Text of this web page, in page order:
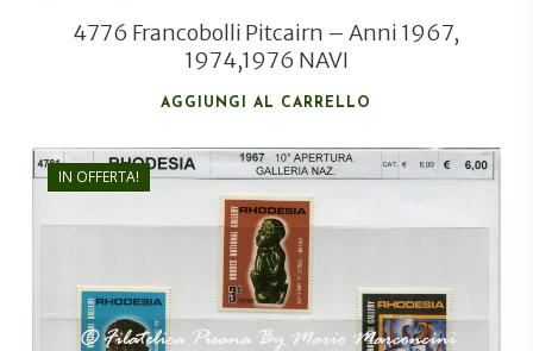
4776 Francobolli Pitcairn – Anni 1967,
1974,1976 NAVI
AGGIUNGI AL CARRELLO
IN OFFERTA!
€6,00
€ 4,00